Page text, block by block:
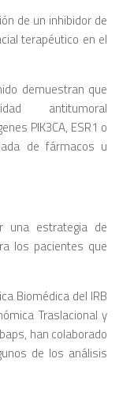
de un inhibidor de
terapéutico en el
demuestran que
antitumoral
PIK3CA, ESR1 o
de fármacos u
una estrategia de
los pacientes que
Biomédica del IRB
Traslacional y
han colaborado
de los análisis